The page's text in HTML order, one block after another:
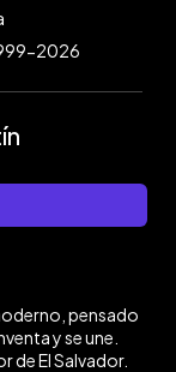
2026
pensado
y se une.
de El Salvador.